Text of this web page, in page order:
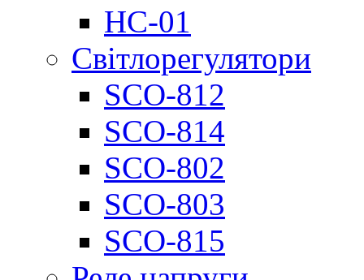
НС-01
Світлорегулятори
SCO-812
SCO-814
SCO-802
SCO-803
SCO-815